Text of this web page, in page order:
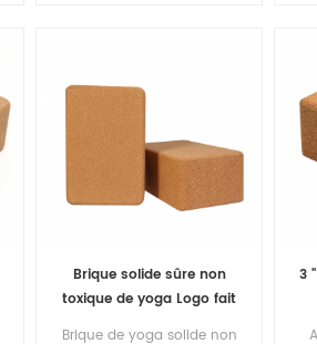
Brique solide sûre non
toxique de yoga Logo fait
Brique de yoga solide non
3